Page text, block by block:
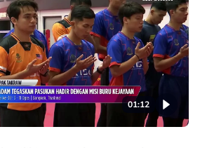
01:12